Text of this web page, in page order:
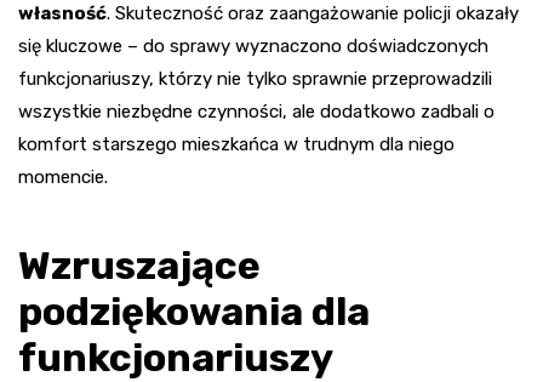
własność. Skuteczność oraz zaangażowanie policji okazały
się kluczowe – do sprawy wyznaczono doświadczonych
funkcjonariuszy, którzy nie tylko sprawnie przeprowadzili
wszystkie niezbędne czynności, ale dodatkowo zadbali o
komfort starszego mieszkańca w trudnym dla niego
momencie.
Wzruszające
podziękowania dla
funkcjonariuszy